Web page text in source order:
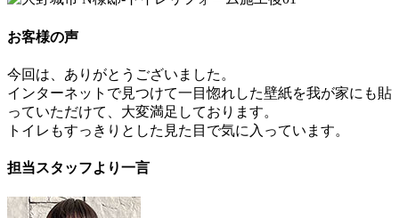
お客様の声
今回は、ありがとうございました。
インターネットで見つけて一目惚れした壁紙を我が家にも貼
っていただけて、大変満足しております。
トイレもすっきりとした見た目で気に入っています。
担当スタッフより一言